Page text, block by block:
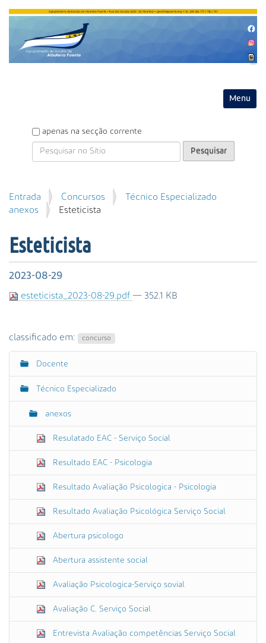
Toggle
P
e
i
s
apenas na secção corrente
P
u
s
A
n
Entrada Concursos
Técnico Especializado
anexos
Esteticista
Esteticista
2023-08-29
esteticista_2023-08-29.pdf — 352.1 KB
classificado em: concurso
N
Docente
Técnico Especializado
anexos
Resulatado EAC - Serviço Social
Resultado EAC - Psicologia
Resultado Avaliação Psicologica - Psicologia
Resultado Avaliação Psicológica Serviço Social
Abertura psicologo
Abertura assistente social
Avaliação Psicologica-Serviço sovial
Avaliação C. Serviço Social
Entrevista Avaliação competências Serviço Social